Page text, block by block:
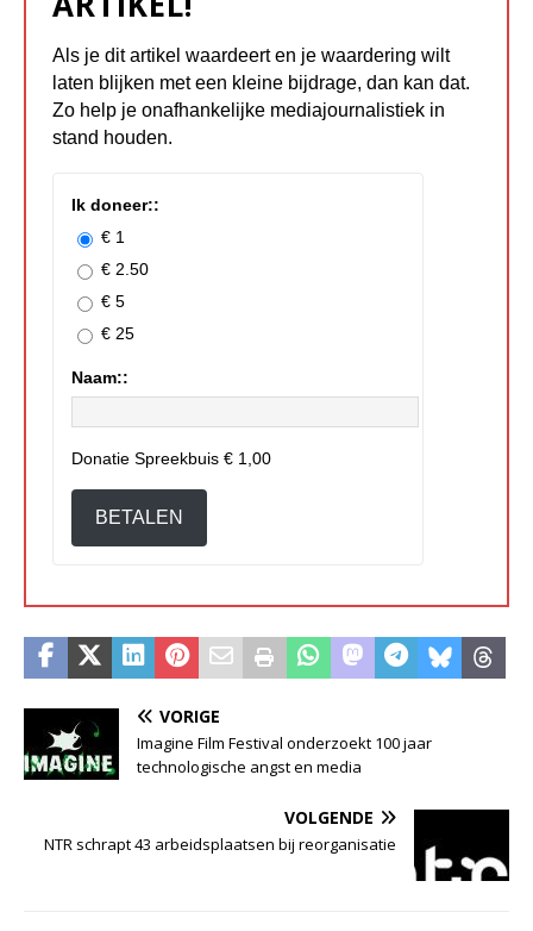
Als je dit artikel waardeert en je waardering wilt
laten blijken met een kleine bijdrage, dan kan dat.
Zo help je onafhankelijke mediajournalistiek in
stand houden.
Ik doneer::
€ 1
€ 2.50
€ 5
€ 25
Naam::
Donatie Spreekbuis € 1,00
BETALEN
VORIGE
Imagine Film Festival onderzoekt 100 jaar
technologische angst en media
VOLGENDE
NTR schrapt 43 arbeidsplaatsen bij reorganisatie